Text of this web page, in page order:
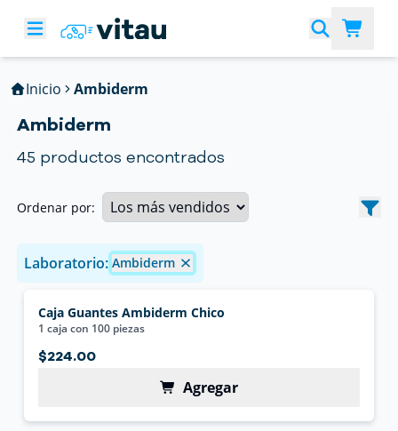
Inicio Ambiderm
Ambiderm
45 productos encontrados
Ordenar por:
Laboratorio: Ambiderm
Caja Guantes Ambiderm Chico
1 caja con 100 piezas
$224.00
Agregar